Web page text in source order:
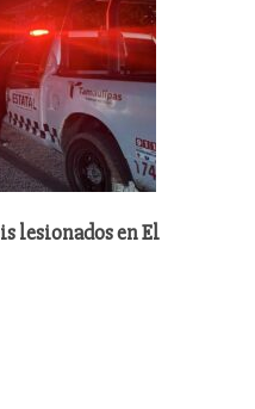
lesionados en El